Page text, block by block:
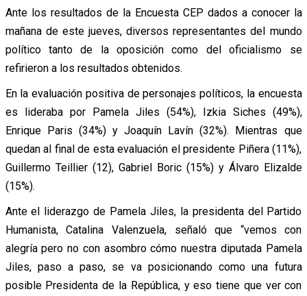
Ante los resultados de la Encuesta CEP dados a conocer la
mañana de este jueves, diversos representantes del mundo
político tanto de la oposición como del oficialismo se
refirieron a los resultados obtenidos.
En la evaluación positiva de personajes políticos, la encuesta
es lideraba por Pamela Jiles (54%), Izkia Siches (49%),
Enrique Paris (34%) y Joaquín Lavín (32%). Mientras que
quedan al final de esta evaluación el presidente Piñera (11%),
Guillermo Teillier (12), Gabriel Boric (15%) y Álvaro Elizalde
(15%).
Ante el liderazgo de Pamela Jiles, la presidenta del Partido
Humanista, Catalina Valenzuela, señaló que “vemos con
alegría pero no con asombro cómo nuestra diputada Pamela
Jiles, paso a paso, se va posicionando como una futura
posible Presidenta de la República, y eso tiene que ver con